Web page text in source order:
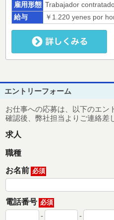
雇用形態 Trabajador
給与
￥1.220 yenes por
エントリーフォーム
お仕事への応募は、以下のエン
確認後、弊社担当よりご連絡差
求人
職種
お名前 必須
電話番号 必須
- -